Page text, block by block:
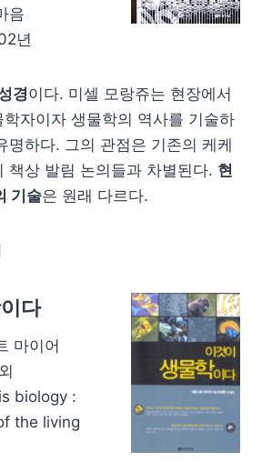
음
년
경이다. 미셀 모랑쥬는 현장에서
자이자 생물학의 역사를 기술하
명하다. 그의 관점은 기존의 케케
책상 발림 논의들과 차별된다. 현
기술은 원래 다르다.
다
마이어
biology :
the living